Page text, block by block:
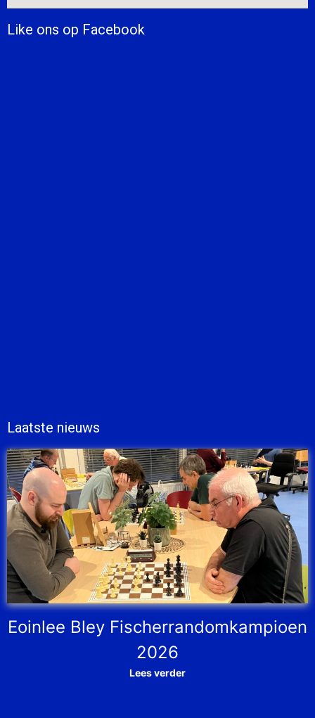
Like ons op Facebook
Laatste nieuws
Eoinlee Bley Fischerrandomkampioen
2026
Lees verder